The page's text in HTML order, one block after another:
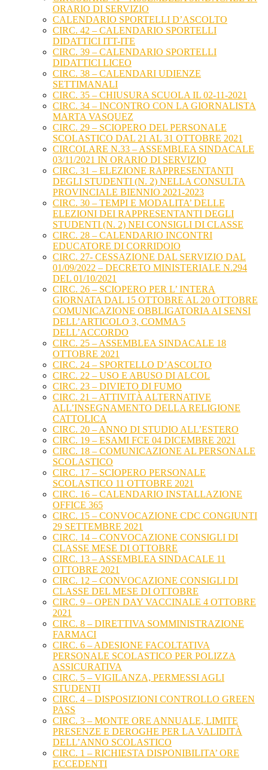
ORARIO DI SERVIZIO
CALENDARIO SPORTELLI D’ASCOLTO
CIRC. 42 – CALENDARIO SPORTELLI
DIDATTICI ITT-ITE
CIRC. 39 – CALENDARIO SPORTELLI
DIDATTICI LICEO
CIRC. 38 – CALENDARI UDIENZE
SETTIMANALI
CIRC. 35 – CHIUSURA SCUOLA IL 02-11-2021
CIRC. 34 – INCONTRO CON LA GIORNALISTA
MARTA VASQUEZ
CIRC. 29 – SCIOPERO DEL PERSONALE
SCOLASTICO DAL 21 AL 31 OTTOBRE 2021
CIRCOLARE N.33 – ASSEMBLEA SINDACALE
03/11/2021 IN ORARIO DI SERVIZIO
CIRC. 31 – ELEZIONE RAPPRESENTANTI
DEGLI STUDENTI (N. 2) NELLA CONSULTA
PROVINCIALE BIENNIO 2021-2023
CIRC. 30 – TEMPI E MODALITA’ DELLE
ELEZIONI DEI RAPPRESENTANTI DEGLI
STUDENTI (N. 2) NEI CONSIGLI DI CLASSE
CIRC. 28 – CALENDARIO INCONTRI
EDUCATORE DI CORRIDOIO
CIRC. 27- CESSAZIONE DAL SERVIZIO DAL
01/09/2022 – DECRETO MINISTERIALE N.294
DEL 01/10/2021
CIRC. 26 – SCIOPERO PER L’ INTERA
GIORNATA DAL 15 OTTOBRE AL 20 OTTOBRE
COMUNICAZIONE OBBLIGATORIA AI SENSI
DELL’ARTICOLO 3, COMMA 5
DELL’ACCORDO
CIRC. 25 – ASSEMBLEA SINDACALE 18
OTTOBRE 2021
CIRC. 24 – SPORTELLO D’ASCOLTO
CIRC. 22 – USO E ABUSO DI ALCOL
CIRC. 23 – DIVIETO DI FUMO
CIRC. 21 – ATTIVITÀ ALTERNATIVE
ALL’INSEGNAMENTO DELLA RELIGIONE
CATTOLICA
CIRC. 20 – ANNO DI STUDIO ALL’ESTERO
CIRC. 19 – ESAMI FCE 04 DICEMBRE 2021
CIRC. 18 – COMUNICAZIONE AL PERSONALE
SCOLASTICO
CIRC. 17 – SCIOPERO PERSONALE
SCOLASTICO 11 OTTOBRE 2021
CIRC. 16 – CALENDARIO INSTALLAZIONE
OFFICE 365
CIRC. 15 – CONVOCAZIONE CDC CONGIUNTI
29 SETTEMBRE 2021
CIRC. 14 – CONVOCAZIONE CONSIGLI DI
CLASSE MESE DI OTTOBRE
CIRC. 13 – ASSEMBLEA SINDACALE 11
OTTOBRE 2021
CIRC. 12 – CONVOCAZIONE CONSIGLI DI
CLASSE DEL MESE DI OTTOBRE
CIRC. 9 – OPEN DAY VACCINALE 4 OTTOBRE
2021
CIRC. 8 – DIRETTIVA SOMMINISTRAZIONE
FARMACI
CIRC. 6 – ADESIONE FACOLTATIVA
PERSONALE SCOLASTICO PER POLIZZA
ASSICURATIVA
CIRC. 5 – VIGILANZA, PERMESSI AGLI
STUDENTI
CIRC. 4 – DISPOSIZIONI CONTROLLO GREEN
PASS
CIRC. 3 – MONTE ORE ANNUALE, LIMITE
PRESENZE E DEROGHE PER LA VALIDITÀ
DELL’ANNO SCOLASTICO
CIRC. 1 – RICHIESTA DISPONIBILITA’ ORE
ECCEDENTI